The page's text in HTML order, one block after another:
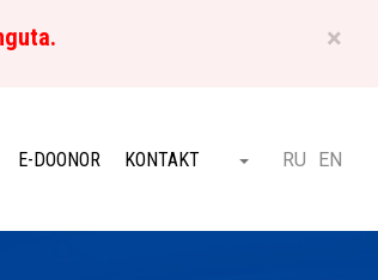
×
E-DOONOR KONTAKT Otsi ET
RU EN